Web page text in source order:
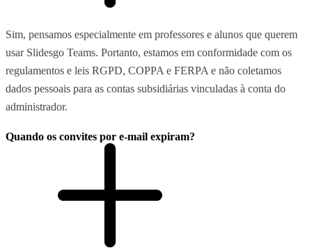
Sim, pensamos especialmente em professores e alunos que querem
usar Slidesgo Teams. Portanto, estamos em conformidade com os
regulamentos e leis RGPD, COPPA e FERPA e não coletamos
dados pessoais para as contas subsidiárias vinculadas à conta do
administrador.
Quando os convites por e-mail expiram?